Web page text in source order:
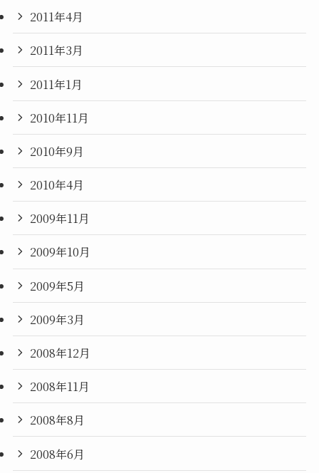
2011年4月
2011年3月
2011年1月
2010年11月
2010年9月
2010年4月
2009年11月
2009年10月
2009年5月
2009年3月
2008年12月
2008年11月
2008年8月
2008年6月